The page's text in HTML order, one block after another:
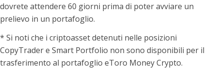
dovrete attendere 60 giorni prima di poter avviare un
prelievo in un portafoglio.
* Si noti che i criptoasset detenuti nelle posizioni
CopyTrader e Smart Portfolio non sono disponibili per il
trasferimento al portafoglio eToro Money Crypto.